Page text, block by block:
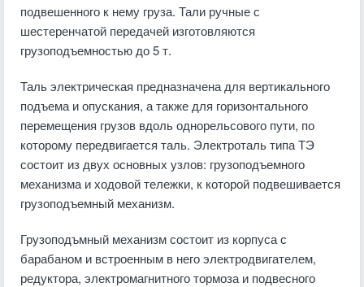
подвешенного к нему груза. Тали ручные с
шестеренчатой передачей изготовляются
грузоподъемностью до 5 т.
Таль электрическая предназначена для вертикального
подъема и опускания, а также для горизонтального
перемещения грузов вдоль однорельсового пути, по
которому передвигается таль. Электроталь типа ТЭ
состоит из двух основных узлов: грузоподъемного
механизма и ходовой тележки, к которой подвешивается
грузоподъемный механизм.
Грузоподъмный механизм состоит из корпуса с
барабаном и встроенным в него электродвигателем,
редуктора, электромагнитного тормоза и подвесного